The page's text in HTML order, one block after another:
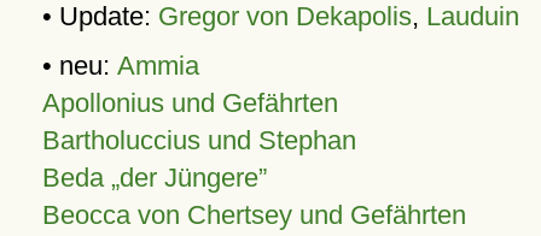
• Update: Gregor von Dekapolis, Lauduin
• neu: Ammia
Apollonius und Gefährten
Bartholuccius und Stephan
Beda „der Jüngere”
Beocca von Chertsey und Gefährten